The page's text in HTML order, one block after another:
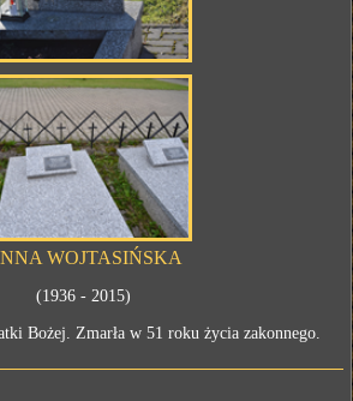
WOJTASIŃSKA
(1936 - 2015)
Bożej. Zmarła w 51 roku życia zakonnego.